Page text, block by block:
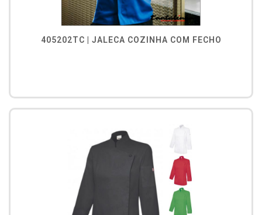
405202TC | JALECA COZINHA COM FECHO